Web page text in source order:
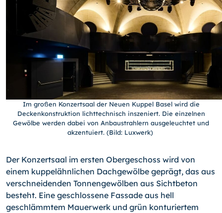
Im großen Konzertsaal der Neuen Kuppel Basel wird die
Deckenkonstruktion lichttechnisch inszeniert. Die einzelnen
Gewölbe werden dabei von Anbaustrahlern ausgeleuchtet und
akzentuiert. (Bild: Luxwerk)
Der Konzertsaal im ersten Obergeschoss wird von
einem kuppelähnlichen Dachgewölbe geprägt, das aus
verschneidenden Tonnengewölben aus Sichtbeton
besteht. Eine geschlossene Fassade aus hell
geschlämmtem Mauerwerk und grün konturiertem